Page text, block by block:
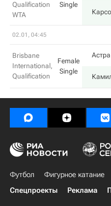
Qualification
WTA
Single
02.01, 04:45
Brisbane
International,
Qualification
Female
Single
Футбол Фигурное катание
Спецпроекты
Реклама